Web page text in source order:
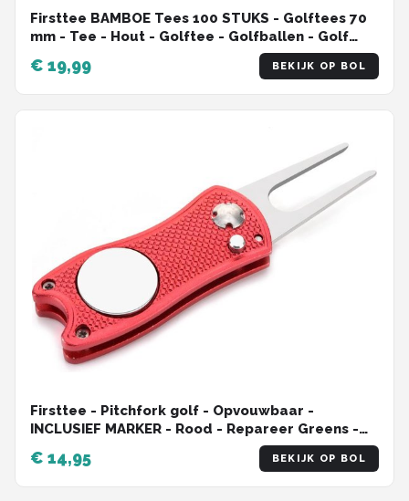
Firsttee BAMBOE Tees 100 STUKS - Golftees 70
mm - Tee - Hout - Golftee - Golfballen - Golf
accessoires - Cadeau - Sport - Training - Trolley
- Golftrainingsmateriaal - Trainingsmaterialen -
Golfset - Mat - Net - Golftas - Golfmat Pitchfork
€ 19,99 BEKIJK OP BOL
Firsttee - Pitchfork golf - Opvouwbaar -
INCLUSIEF MARKER - Rood - Repareer Greens -
Golf accessoires - Golfballen - Pitchfork marker
- Pitchfork metaal - Compact - Pocket - Marker
golfbal - Golfbalmarkers - Golf sport - Golf
€ 14,95 BEKIJK OP BOL